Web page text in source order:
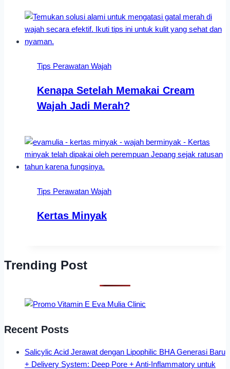
Tips Perawatan Wajah
Kenapa Setelah Memakai Cream
Wajah Jadi Merah?
Tips Perawatan Wajah
Kertas Minyak
Trending Post
Recent Posts
Salicylic Acid Jerawat dengan Lipophilic BHA Generasi Baru
+ Delivery System: Deep Pore + Anti-Inflammatory untuk